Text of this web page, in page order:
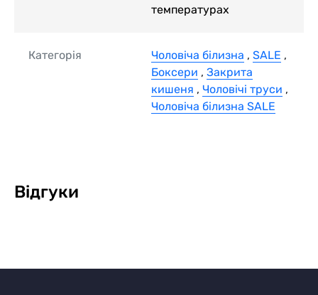
температурах
Категорія Чоловіча білизна , SALE ,
Боксери , Закрита
кишеня , Чоловічі труси ,
Чоловіча білизна SALE
Відгуки